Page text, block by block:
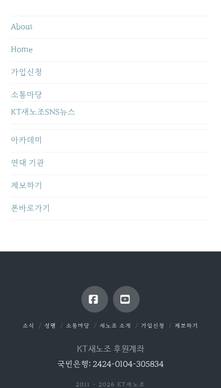
About
Home
가입신청
소통마당
KT새노조SNS뉴스
아카데미
연대 기관
제보하기
폰바로가기
FacebookYouTube
소식 성명 소통마당 새노조 소개 가입신청 제보하기
KT새노조 후원계좌
국민은행: 2424-0104-305834
2011 - 2026 KT새노조